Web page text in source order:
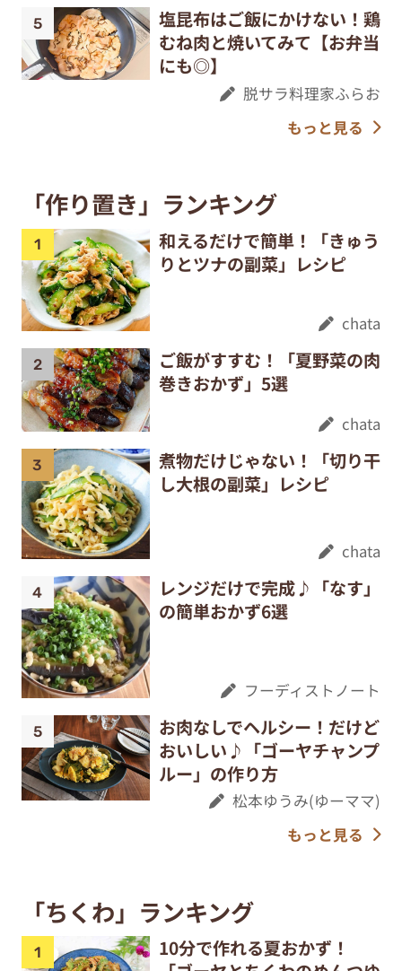
塩昆布はご飯にかけない！鶏
むね肉と焼いてみて【お弁当
にも◎】
脱サラ料理家ふらお
もっと見る
「作り置き」ランキング
和えるだけで簡単！「きゅう
りとツナの副菜」レシピ
chata
ご飯がすすむ！「夏野菜の肉
巻きおかず」5選
chata
煮物だけじゃない！「切り干
し大根の副菜」レシピ
chata
レンジだけで完成♪「なす」
の簡単おかず6選
フーディストノート
お肉なしでヘルシー！だけど
おいしい♪「ゴーヤチャンプ
ルー」の作り方
松本ゆうみ(ゆーママ)
もっと見る
「ちくわ」ランキング
10分で作れる夏おかず！